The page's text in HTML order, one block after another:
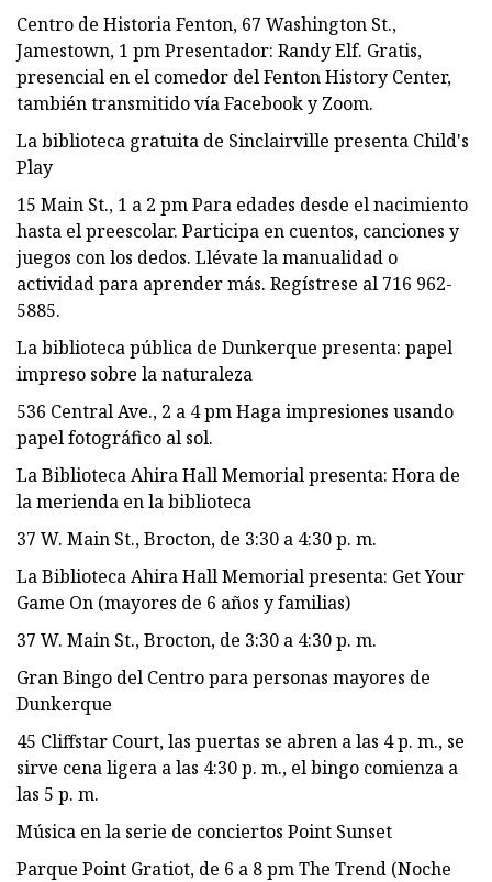
Centro de Historia Fenton, 67 Washington St.,
Jamestown, 1 pm Presentador: Randy Elf. Gratis,
presencial en el comedor del Fenton History Center,
también transmitido vía Facebook y Zoom.
La biblioteca gratuita de Sinclairville presenta Child's
Play
15 Main St., 1 a 2 pm Para edades desde el nacimiento
hasta el preescolar. Participa en cuentos, canciones y
juegos con los dedos. Llévate la manualidad o
actividad para aprender más. Regístrese al 716 962-
5885.
La biblioteca pública de Dunkerque presenta: papel
impreso sobre la naturaleza
536 Central Ave., 2 a 4 pm Haga impresiones usando
papel fotográfico al sol.
La Biblioteca Ahira Hall Memorial presenta: Hora de
la merienda en la biblioteca
37 W. Main St., Brocton, de 3:30 a 4:30 p. m.
La Biblioteca Ahira Hall Memorial presenta: Get Your
Game On (mayores de 6 años y familias)
37 W. Main St., Brocton, de 3:30 a 4:30 p. m.
Gran Bingo del Centro para personas mayores de
Dunkerque
45 Cliffstar Court, las puertas se abren a las 4 p. m., se
sirve cena ligera a las 4:30 p. m., el bingo comienza a
las 5 p. m.
Música en la serie de conciertos Point Sunset
Parque Point Gratiot, de 6 a 8 pm The Trend (Noche